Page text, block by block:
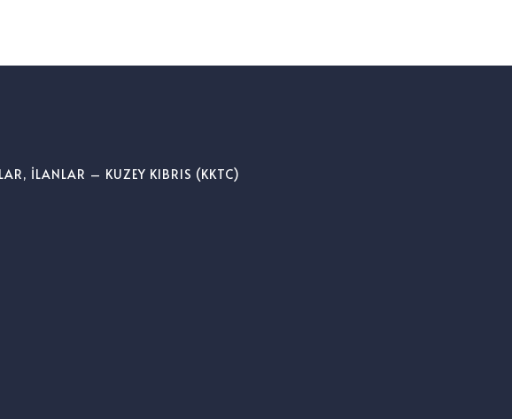
İLANLAR – KUZEY KIBRIS (KKTC)